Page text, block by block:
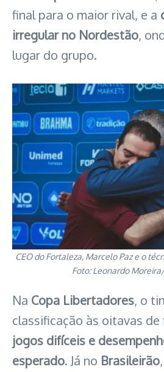
final para o maior rival, e a
irregular no Nordestão,
lugar do grupo.
CEO do Fortaleza, Marcelo Paz e o
Foto: Leonardo
Na Copa Libertadores, o
classificação às oitavas de
jogos difíceis e
esperado. Já no Brasileirão